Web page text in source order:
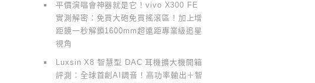
平價演唱會神器就是它！vivo X300 FE
實測解密：免買大砲免買搖滾區！加上增
距鏡一秒解鎖1600mm超遠距專業級追星
視角
Luxsin X8 智慧型 DAC 耳機擴大機開箱
評測：全球首創AI調音！高功率輸出＋智